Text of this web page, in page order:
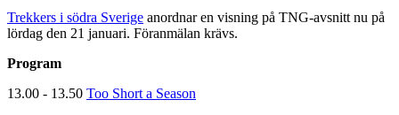
Trekkers i södra Sverige anordnar en visning på TNG-avsnitt nu på
lördag den 21 januari. Föranmälan krävs.
Program
13.00 - 13.50 Too Short a Season